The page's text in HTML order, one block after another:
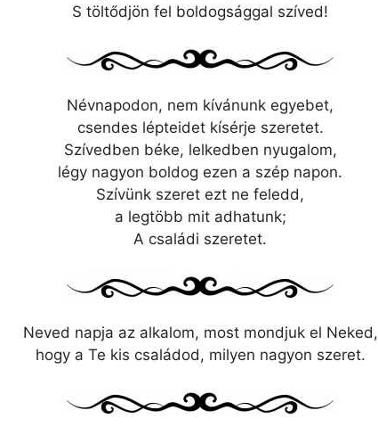
S töltődjön fel boldogsággal szíved!
Névnapodon, nem kívánunk egyebet,
csendes lépteidet kísérje szeretet.
Szívedben béke, lelkedben nyugalom,
légy nagyon boldog ezen a szép napon.
Szívünk szeret ezt ne feledd,
a legtöbb mit adhatunk;
A családi szeretet.
Neved napja az alkalom, most mondjuk el Neked,
hogy a Te kis családod, milyen nagyon szeret.